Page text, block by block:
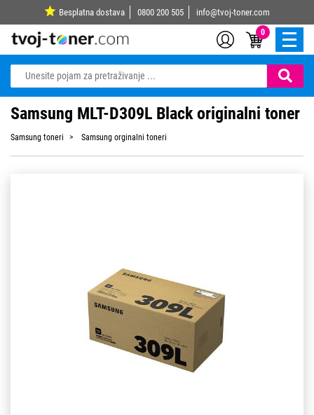
Besplatna dostava 0800 200 505 info@tvoj-toner.com
0
Samsung MLT-D309L Black originalni toner
Samsung toneri Samsung orginalni toneri